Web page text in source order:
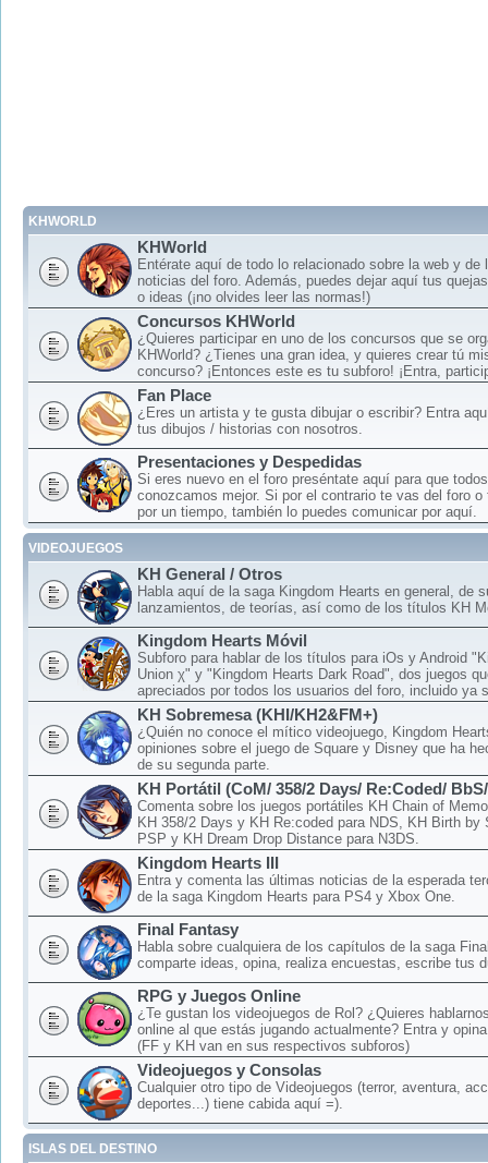
KHWORLD
KHWorld
Entérate aquí de todo lo relacionado sobre la web y de
noticias del foro. Además, puedes dejar aquí tus
o ideas (¡no olvides leer las normas!)
Concursos KHWorld
¿Quieres participar en uno de los concursos que se
KHWorld? ¿Tienes una gran idea, y quieres crear tú
concurso? ¡Entonces este es tu subforo! ¡Entra,
Fan Place
¿Eres un artista y te gusta dibujar o escribir? Entra
tus dibujos / historias con nosotros.
Presentaciones y Despedidas
Si eres nuevo en el foro preséntate aquí para que
conozcamos mejor. Si por el contrario te vas del foro o
por un tiempo, también lo puedes comunicar por aquí.
VIDEOJUEGOS
KH General / Otros
Habla aquí de la saga Kingdom Hearts en general, de
lanzamientos, de teorías, así como de los títulos KH
Kingdom Hearts Móvil
Subforo para hablar de los títulos para iOs y Android
Union χ" y "Kingdom Hearts Dark Road", dos juegos
apreciados por todos los usuarios del foro, incluido ya
KH Sobremesa (KHI/KH2&FM+)
¿Quién no conoce el mítico videojuego, Kingdom
opiniones sobre el juego de Square y Disney que ha
de su segunda parte.
KH Portátil (CoM/ 358/2 Days/ Re:Coded/
Comenta sobre los juegos portátiles KH Chain of
KH 358/2 Days y KH Re:coded para NDS, KH Birth by
PSP y KH Dream Drop Distance para N3DS.
Kingdom Hearts III
Entra y comenta las últimas noticias de la esperada
de la saga Kingdom Hearts para PS4 y Xbox One.
Final Fantasy
Habla sobre cualquiera de los capítulos de la saga
comparte ideas, opina, realiza encuestas, escribe tus
RPG y Juegos Online
¿Te gustan los videojuegos de Rol? ¿Quieres
online al que estás jugando actualmente? Entra y
(FF y KH van en sus respectivos subforos)
Videojuegos y Consolas
Cualquier otro tipo de Videojuegos (terror, aventura,
deportes...) tiene cabida aquí =).
ISLAS DEL DESTINO